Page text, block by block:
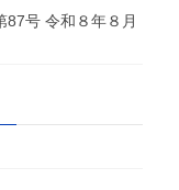
87号 令和８年８月